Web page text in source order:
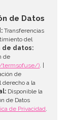
de Datos
Transferencias
del
de datos:
de
termsofuse/). |
de
derecho a la
Disponible la
de Datos
de Privacidad.